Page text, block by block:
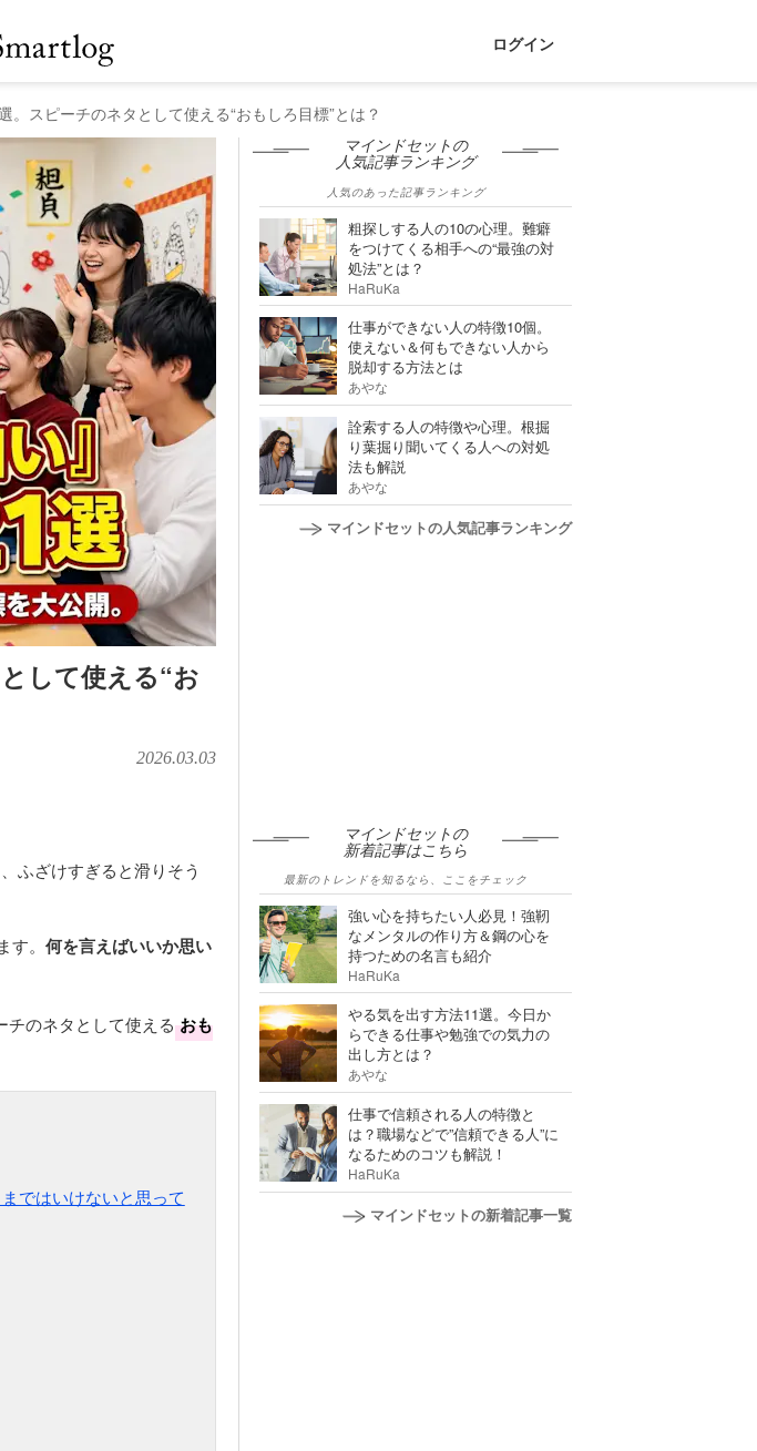
ログイン
。スピーチのネタとして使える“おもしろ目標”とは？
して使える“お
2026.03.03
ふざけすぎると滑りそう
。 何を言えばいいか思い
チのネタとして使える おも
ではいけないと思って
マインドセットの
人気記事ランキング
人気のあった記事ランキング
粗探しする人の10の心理。難癖
をつけてくる相手への“最強の対
処法”とは？
HaRuKa
仕事ができない人の特徴10個。
使えない＆何もできない人から
脱却する方法とは
あやな
詮索する人の特徴や心理。根掘
り葉掘り聞いてくる人への対処
法も解説
あやな
マインドセットの人気記事ランキング
マインドセットの
新着記事はこちら
最新のトレンドを知るなら、ここをチェック
強い心を持ちたい人必見！強靭
なメンタルの作り方＆鋼の心を
持つための名言も紹介
HaRuKa
やる気を出す方法11選。今日か
らできる仕事や勉強での気力の
出し方とは？
あやな
仕事で信頼される人の特徴と
は？職場などで”信頼できる人”に
なるためのコツも解説！
HaRuKa
マインドセットの新着記事一覧